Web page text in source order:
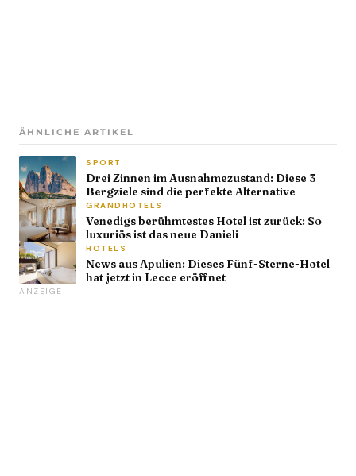
ÄHNLICHE ARTIKEL
SPORT
Drei Zinnen im Ausnahmezustand: Diese 3
Bergziele sind die perfekte Alternative
GRANDHOTELS
Venedigs berühmtestes Hotel ist zurück: So
luxuriös ist das neue Danieli
HOTELS
News aus Apulien: Dieses Fünf-Sterne-Hotel
hat jetzt in Lecce eröffnet
ANZEIGE